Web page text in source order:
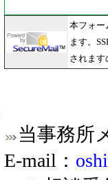
本フォー
ます。
されます
当事務所
E-mail：